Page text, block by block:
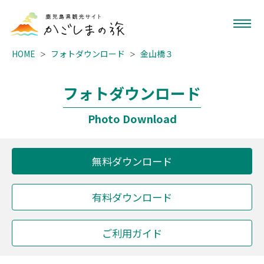
HOME フォトダウンロード 金山橋３
フォトダウンロード
Photo Download
無料ダウンロード
有料ダウンロード
ご利用ガイド